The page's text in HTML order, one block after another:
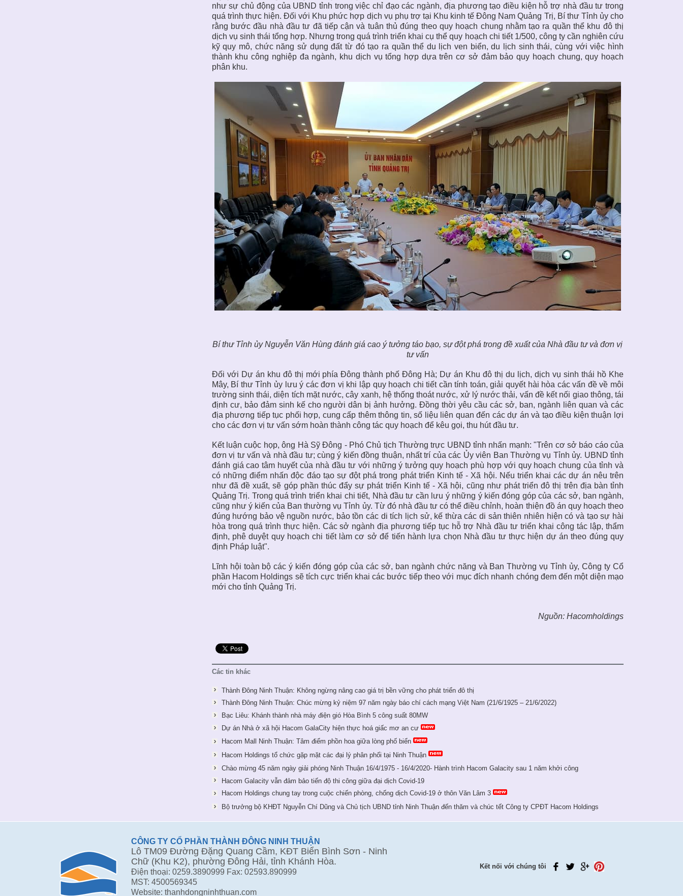
như sự chủ động của UBND tỉnh trong việc chỉ đạo các ngành, địa phương tạo điều kiện hỗ trợ nhà đầu tư trong
quá trình thực hiện. Đối với Khu phức hợp dịch vụ phụ trợ tại Khu kinh tế Đông Nam Quảng Trị, Bí thư Tỉnh ủy cho
rằng bước đầu nhà đầu tư đã tiếp cận và tuân thủ đúng theo quy hoạch chung nhằm tạo ra quần thể khu đô thị
dịch vụ sinh thái tổng hợp. Nhưng trong quá trình triển khai cụ thể quy hoạch chi tiết 1/500, công ty cần nghiên cứu
kỹ quy mô, chức năng sử dụng đất từ đó tạo ra quần thể du lịch ven biển, du lịch sinh thái, cùng với việc hình
thành khu công nghiệp đa ngành, khu dịch vụ tổng hợp dựa trên cơ sở đảm bảo quy hoạch chung, quy hoạch
phân khu.
Bí thư Tỉnh ủy Nguyễn Văn Hùng đánh giá cao ý tưởng táo bạo, sự đột phá trong đề xuất của Nhà đầu tư và đơn vị
tư vấn
Đối với Dự án khu đô thị mới phía Đông thành phố Đông Hà; Dự án Khu đô thị du lịch, dịch vụ sinh thái hồ Khe
Mây, Bí thư Tỉnh ủy lưu ý các đơn vị khi lập quy hoạch chi tiết cần tính toán, giải quyết hài hòa các vấn đề về môi
trường sinh thái, diện tích mặt nước, cây xanh, hệ thống thoát nước, xử lý nước thải, vấn đề kết nối giao thông, tái
định cư, bảo đảm sinh kế cho người dân bị ảnh hưởng. Đồng thời yêu cầu các sở, ban, ngành liên quan và các
địa phương tiếp tục phối hợp, cung cấp thêm thông tin, số liệu liên quan đến các dự án và tạo điều kiện thuận lợi
cho các đơn vị tư vấn sớm hoàn thành công tác quy hoạch để kêu gọi, thu hút đầu tư.
Kết luận cuộc họp, ông Hà Sỹ Đông - Phó Chủ tịch Thường trực UBND tỉnh nhấn mạnh: "Trên cơ sở báo cáo của
đơn vị tư vấn và nhà đầu tư; cùng ý kiến đồng thuận, nhất trí của các Ủy viên Ban Thường vụ Tỉnh ủy. UBND tỉnh
đánh giá cao tâm huyết của nhà đầu tư với những ý tưởng quy hoạch phù hợp với quy hoạch chung của tỉnh và
có những điểm nhấn độc đáo tạo sự đột phá trong phát triển Kinh tế - Xã hội. Nếu triển khai các dự án nêu trên
như đã đề xuất, sẽ góp phần thúc đẩy sự phát triển Kinh tế - Xã hội, cũng như phát triển đô thị trên địa bàn tỉnh
Quảng Trị. Trong quá trình triển khai chi tiết, Nhà đầu tư cần lưu ý những ý kiến đóng góp của các sở, ban ngành,
cũng như ý kiến của Ban thường vụ Tỉnh ủy. Từ đó nhà đầu tư có thể điều chỉnh, hoàn thiện đồ án quy hoạch theo
đúng hướng bảo vệ nguồn nước, bảo tồn các di tích lịch sử, kế thừa các di sản thiên nhiên hiện có và tạo sự hài
hòa trong quá trình thực hiện. Các sở ngành địa phương tiếp tục hỗ trợ Nhà đầu tư triển khai công tác lập, thẩm
định, phê duyệt quy hoạch chi tiết làm cơ sở để tiến hành lựa chọn Nhà đầu tư thực hiện dự án theo đúng quy
định Pháp luật".
Lĩnh hội toàn bộ các ý kiến đóng góp của các sở, ban ngành chức năng và Ban Thường vụ Tỉnh ủy, Công ty Cổ
phần Hacom Holdings sẽ tích cực triển khai các bước tiếp theo với mục đích nhanh chóng đem đến một diện mạo
mới cho tỉnh Quảng Trị.
Nguồn: Hacomholdings
Các tin khác
Thành Đông Ninh Thuận: Không ngừng nâng cao giá trị bền vững cho phát triển đô thị
Thành Đông Ninh Thuận: Chúc mừng kỷ niệm 97 năm ngày báo chí cách mạng Việt Nam (21/6/1925 – 21/6/2022)
Bạc Liêu: Khánh thành nhà máy điện gió Hòa Bình 5 công suất 80MW
Dự án Nhà ở xã hội Hacom GalaCity hiện thực hoá giấc mơ an cư
Hacom Mall Ninh Thuận: Tâm điểm phồn hoa giữa lòng phố biển
Hacom Holdings tổ chức gặp mặt các đại lý phân phối tại Ninh Thuận
Chào mừng 45 năm ngày giải phóng Ninh Thuận 16/4/1975 - 16/4/2020- Hành trình Hacom Galacity sau 1 năm khởi công
Hacom Galacity vẫn đảm bảo tiến độ thi công giữa đại dịch Covid-19
Hacom Holdings chung tay trong cuộc chiến phòng, chống dịch Covid-19 ở thôn Văn Lâm 3
Bộ trưởng bộ KHĐT Nguyễn Chí Dũng và Chủ tịch UBND tỉnh Ninh Thuận đến thăm và chúc tết Công ty CPĐT Hacom Holdings
CÔNG TY CỔ PHẦN THÀNH ĐÔNG NINH THUẬN
Lô TM09 Đường Đặng Quang Cầm, KĐT Biển Bình Sơn - Ninh
Chữ (Khu K2), phường Đông Hải, tỉnh Khánh Hòa.
Điện thoại: 0259.3890999 Fax: 02593.890999
MST: 4500569345
Website: thanhdongninhthuan.com
Kết nối với chúng tôi